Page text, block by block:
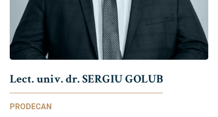
Lect. univ. dr. SERGIU GOLUB
PRODECAN